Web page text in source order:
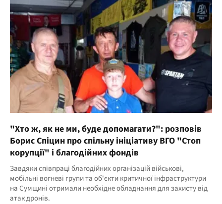
"Хто ж, як не ми, буде допомагати?": розповів
Борис Спіцин про спільну ініціативу ВГО "Стоп
корупції" і благодійних фондів
Завдяки співпраці благодійних організацій військові,
мобільні вогневі групи та об'єкти критичної інфраструктури
на Сумщині отримали необхідне обладнання для захисту від
атак дронів.